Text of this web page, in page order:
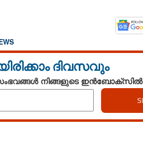
ദിവസവും
നിങ്ങളുടെ ഇൻബോക്സിൽ